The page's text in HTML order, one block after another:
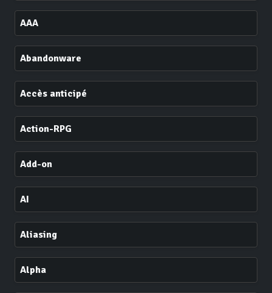
AAA
Abandonware
Accès anticipé
Action-RPG
Add-on
AI
Aliasing
Alpha